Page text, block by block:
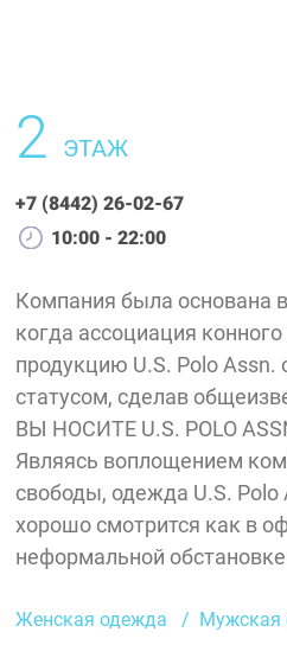
2 ЭТАЖ
+7 (8442) 26-02-67
10:00 - 22:00
Компания была основана
когда ассоциация
продукцию U.S. Polo
статусом, сделав
ВЫ НОСИТЕ U.S. POLO
Являясь воплощением
свободы, одежда U.S. Polo
хорошо смотрится как в
неформальной
Женская одежда Мужская